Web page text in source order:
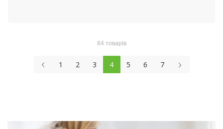
84 товарів
1 2 3 4 5 6 7